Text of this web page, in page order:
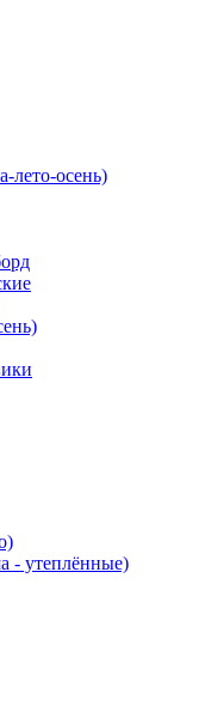
лето-осень)
- утеплённые)